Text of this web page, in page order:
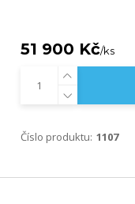
51 900 Kč/ks
Číslo produktu: 1107